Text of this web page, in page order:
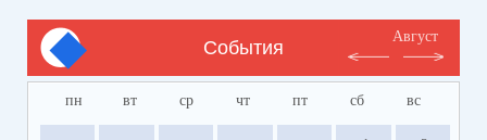
События
Август
пн вт ср чт пт сб вс